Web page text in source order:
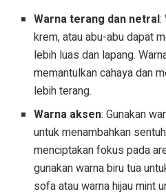
Warna terang dan netral:
krem, atau abu-abu dapat
lebih luas dan lapang.
memantulkan cahaya dan
lebih terang.
Warna aksen: Gunakan
untuk menambahkan
menciptakan fokus pada
gunakan warna biru tua
sofa atau warna hijau mint